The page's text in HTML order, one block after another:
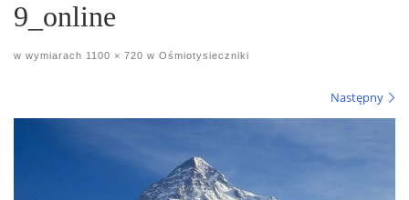
9_online
w wymiarach 1100 × 720 w Ośmiotysieczniki
Następny